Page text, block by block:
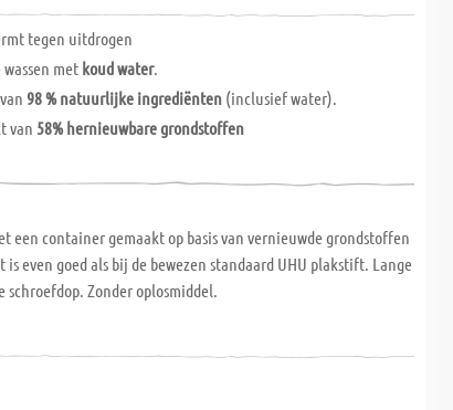
tegen uitdrogen
met koud water.
98 % natuurlijke ingrediënten (inclusief water).
van 58% hernieuwbare grondstoffen
een container gemaakt op basis van vernieuwde grondstoffen
is even goed als bij de bewezen standaard UHU plakstift. Lange
schroefdop. Zonder oplosmiddel.